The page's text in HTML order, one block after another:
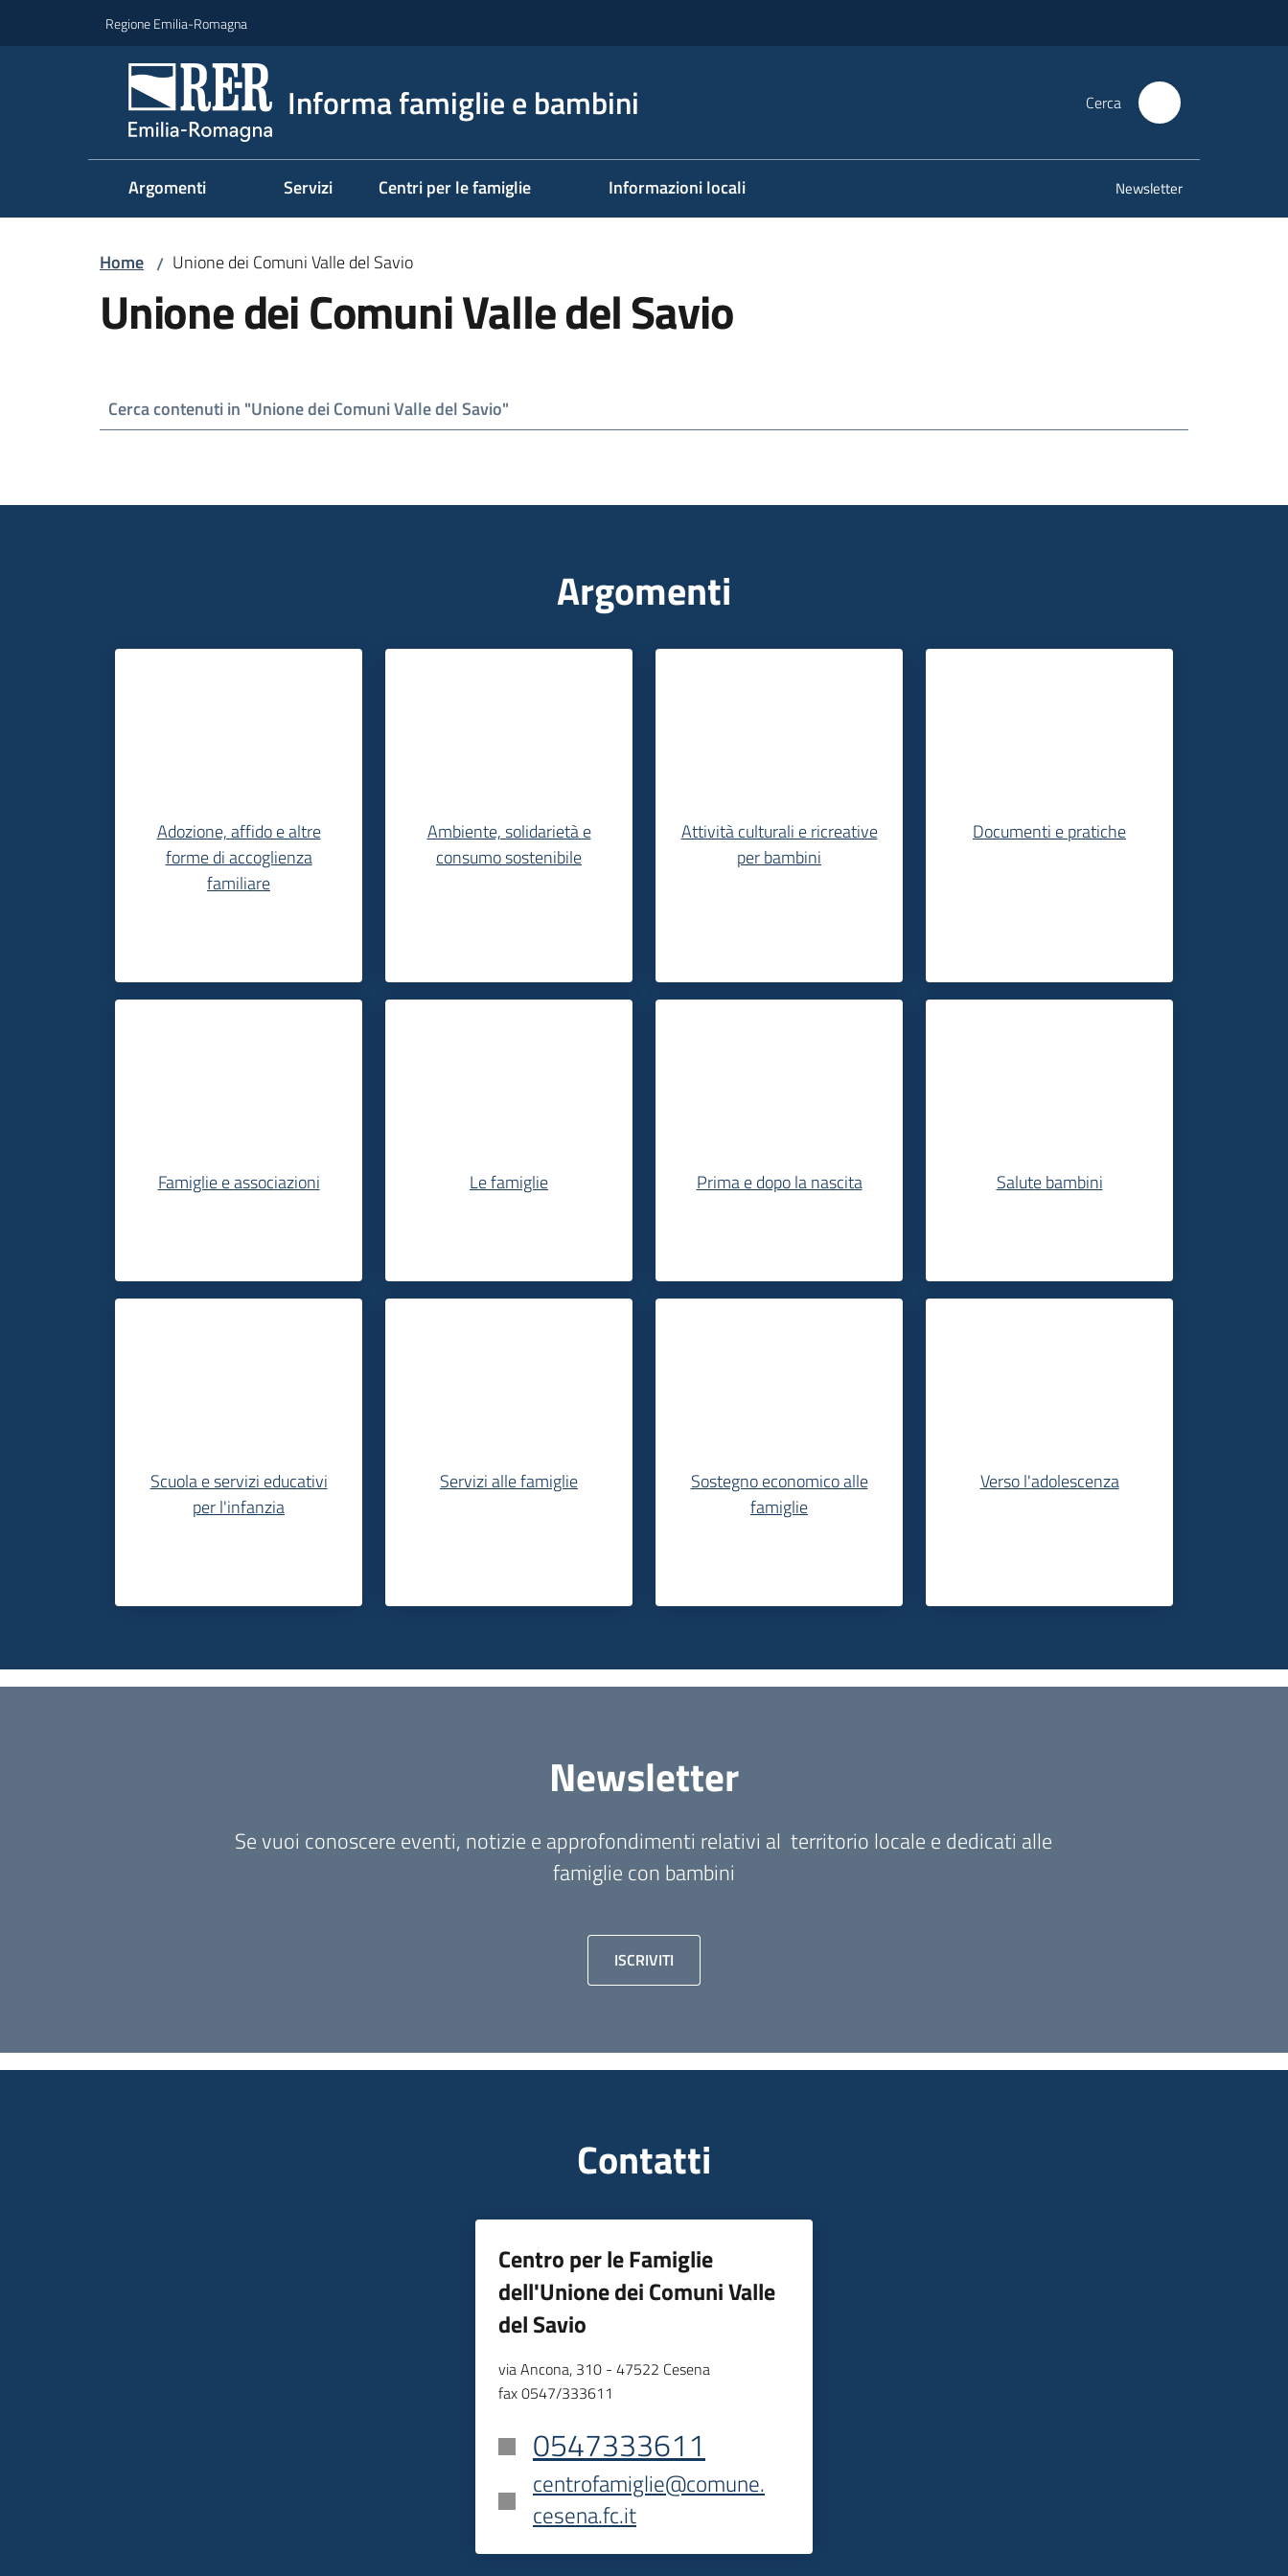
Regione Emilia-Romagna
Informa famiglie e bambini Cerca
Argomenti Servizi Centri per le famiglie Informazioni locali Newsletter
Home / Unione dei Comuni Valle del Savio
Unione dei Comuni Valle del Savio
Argomenti
Adozione, affido e altre
forme di accoglienza
familiare
Ambiente, solidarietà e
consumo sostenibile
Attività culturali e ricreative
per bambini
Documenti e pratiche
Famiglie e associazioni Le famiglie Prima e dopo la nascita Salute bambini
Scuola e servizi educativi
per l'infanzia
Servizi alle famiglie
Sostegno economico alle
famiglie
Verso l'adolescenza
Newsletter
Se vuoi conoscere eventi, notizie e approfondimenti relativi al territorio locale e dedicati alle
famiglie con bambini
ISCRIVITI
Contatti
Centro per le Famiglie
dell'Unione dei Comuni Valle
del Savio
via Ancona, 310 - 47522 Cesena
fax 0547/333611
0547333611
centrofamiglie@comune.
cesena.fc.it